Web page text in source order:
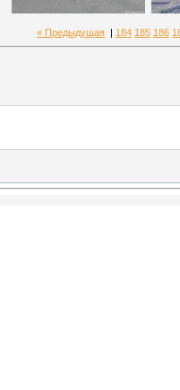
« Предыдущая 184 185 186